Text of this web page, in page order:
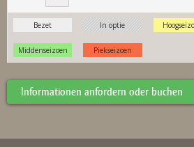
Informationen anfordern oder buchen